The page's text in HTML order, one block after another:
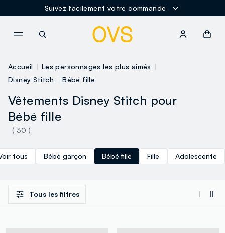
Suivez facilement votre commande
Accueil
Les personnages les plus aimés
Disney Stitch
Bébé fille
Vêtements Disney Stitch pour
Bébé fille
( 30 )
tous Bébé garçon Bébé fille Fille Adolescente
Tous les filtres